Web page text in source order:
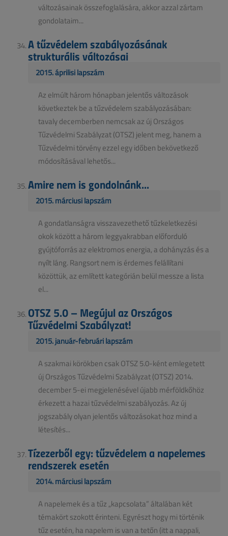
változásainak összefoglalására, akkor azzal zártam
gondolataim...
A tűzvédelem szabályozásának
strukturális változásai
2015. áprilisi lapszám
Az elmúlt három hónapban jelentős változások
következtek be a tűzvédelem szabályozásában:
tavaly decemberben nemcsak az új Országos
Tűzvédelmi Szabályzat (OTSZ) jelent meg, hanem a
Tűzvédelmi törvény ezzel egy időben bekövetkező
módosításával lehetős...
Amire nem is gondolnánk...
2015. márciusi lapszám
A gondatlanságra visszavezethető tűzkeletkezési
okok között a három leggyakrabban előforduló
gyújtóforrás az elektromos energia, a dohányzás és a
nyílt láng. Rangsort nem is érdemes felállítani
közöttük, az említett kategórián belül messze a lista
el...
OTSZ 5.0 – Megújul az Országos
Tűzvédelmi Szabályzat!
2015. január-februári lapszám
A szakmai körökben csak OTSZ 5.0-ként emlegetett
új Országos Tűzvédelmi Szabályzat (OTSZ) 2014.
december 5-ei megjelenésével újabb mérföldkőhöz
érkezett a hazai tűzvédelmi szabályozás. Az új
jogszabály olyan jelentős változásokat hoz mind a
létesítés...
Tízezerből egy: tűzvédelem a napelemes
rendszerek esetén
2014. márciusi lapszám
A napelemek és a tűz „kapcsolata” általában két
témakört szokott érinteni. Egyrészt hogy mi történik
tűz esetén, ha napelem is van a tetőn (itt a nappali,